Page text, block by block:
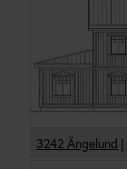
3242 Ängelund |